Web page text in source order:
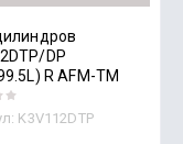
DP
R AFM-TM
K3V112DTP